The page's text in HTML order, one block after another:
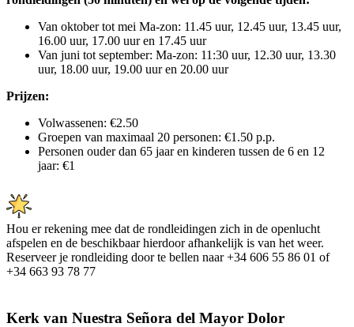
Van oktober tot mei Ma-zon: 11.45 uur, 12.45 uur, 13.45 uur,
16.00 uur, 17.00 uur en 17.45 uur
Van juni tot september: Ma-zon: 11:30 uur, 12.30 uur, 13.30
uur, 18.00 uur, 19.00 uur en 20.00 uur
Prijzen:
Volwassenen: €2.50
Groepen van maximaal 20 personen: €1.50 p.p.
Personen ouder dan 65 jaar en kinderen tussen de 6 en 12
jaar: €1
Hou er rekening mee dat de rondleidingen zich in de openlucht
afspelen en de beschikbaar hierdoor afhankelijk is van het weer.
Reserveer je rondleiding door te bellen naar +34 606 55 86 01 of
+34 663 93 78 77
Kerk van Nuestra Señora del Mayor Dolor